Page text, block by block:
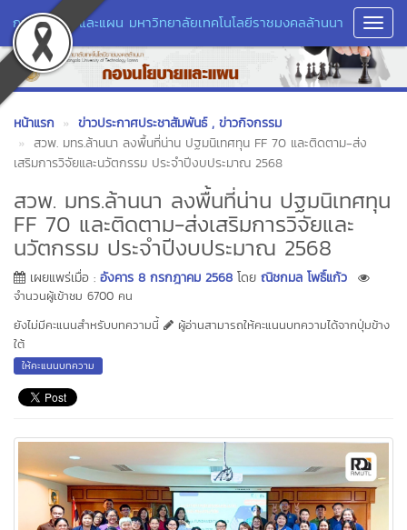
กองนโยบายและแผน มหาวิทยาลัยเทคโนโลยีราชมงคลล้านนา
หน้าแรก ข่าวประกาศประชาสัมพันธ์ , ข่าวกิจกรรม
สวพ. มทร.ล้านนา ลงพื้นที่น่าน ปฐมนิเทศทุน FF 70 และติดตาม-ส่ง
เสริมการวิจัยและนวัตกรรม ประจำปีงบประมาณ 2568
สวพ. มทร.ล้านนา ลงพื้นที่น่าน ปฐมนิเทศทุน
FF 70 และติดตาม-ส่งเสริมการวิจัยและ
นวัตกรรม ประจำปีงบประมาณ 2568
เผยแพร่เมื่อ : อังคาร 8 กรกฎาคม 2568 โดย ณิชกมล โพธิ์แก้ว
จำนวนผู้เข้าชม 6700 คน
ยังไม่มีคะแนนสำหรับบทความนี้
ผู้อ่านสามารถให้คะแนนบทความได้จากปุ่มข้าง
ใต้
ให้คะแนนบทความ